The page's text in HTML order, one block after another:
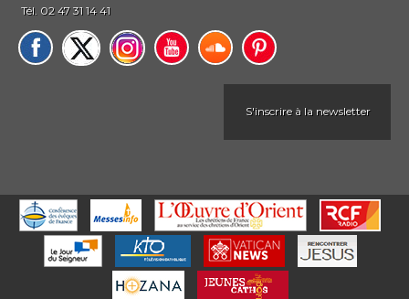
Tél. 02 47 31 14 41
S'inscrire à la newsletter